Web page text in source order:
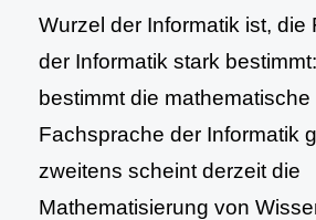
Wurzel der Informatik ist, die
der Informatik stark
bestimmt die
Fachsprache der Informatik
zweitens scheint derzeit die
Mathematisierung von